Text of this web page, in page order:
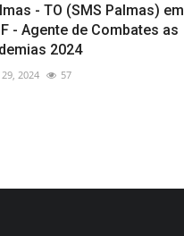
- TO (SMS Palmas) em
- Agente de Combates as
2024
2024 57